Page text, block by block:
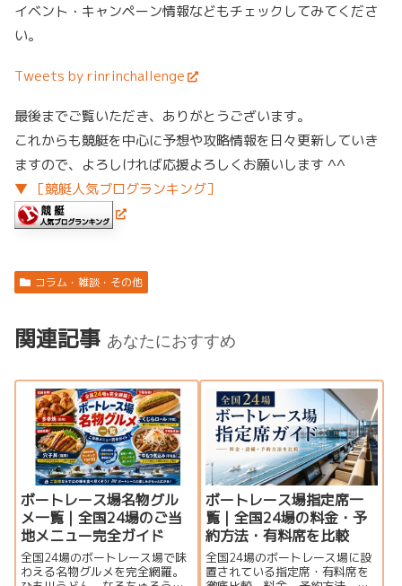
イベント・キャンペーン情報などもチェックしてみてくださ
い。
Tweets by rinrinchallenge
最後までご覧いただき、ありがとうございます。
これからも競艇を中心に予想や攻略情報を日々更新していき
ますので、よろしければ応援よろしくお願いします ^^
▼ ［競艇人気ブログランキング］
コラム・雑談・その他
関連記事 あなたにおすすめ
ボートレース場名物グル
メ一覧｜全国24場のご当
地メニュー完全ガイド
全国24場のボートレース場で味
わえる名物グルメを完全網羅。
ボートレース場指定席一
覧｜全国24場の料金・予
約方法・有料席を比較
全国24場のボートレース場に設
置されている指定席・有料席を